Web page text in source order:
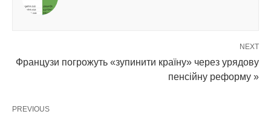
NEXT
Французи погрожуть «зупинити країну» через урядову
пенсійну реформу »
PREVIOUS